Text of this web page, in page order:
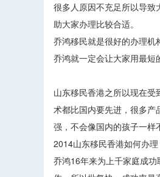
很多人原因不充足所以导
助大家办理比较合适。
乔鸿移民就是很好的办理机
乔鸿就一定会让大家用最短
山东移民香港之所以现在
术都比国内要先进，很多
强，不会像国内的孩子一样
2014山东移民香港如何办理
乔鸿16年来为上千家庭成